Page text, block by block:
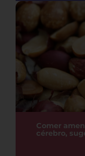
Comer
cérebro,